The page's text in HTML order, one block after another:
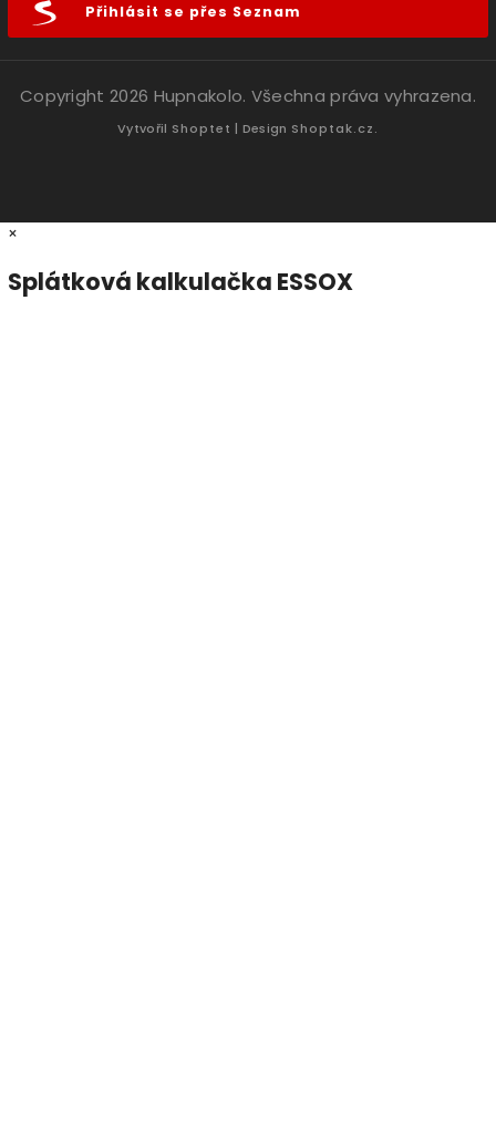
Přihlásit se přes Seznam
Copyright 2026 Hupnakolo. Všechna práva vyhrazena.
Vytvořil Shoptet | Design Shoptak.cz.
×
Splátková kalkulačka ESSOX